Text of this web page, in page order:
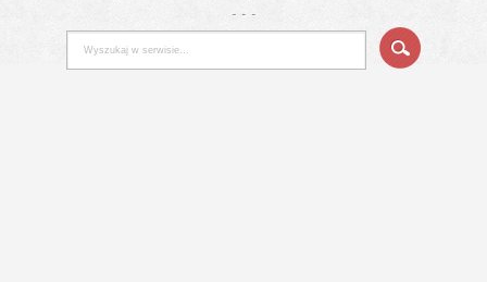
- - -